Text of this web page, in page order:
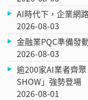
AI時代下，企業網
2026-08-03
金融業PQC準備
2026-08-03
逾200家AI業者齊
SHOW」強勢登場
2026-08-01